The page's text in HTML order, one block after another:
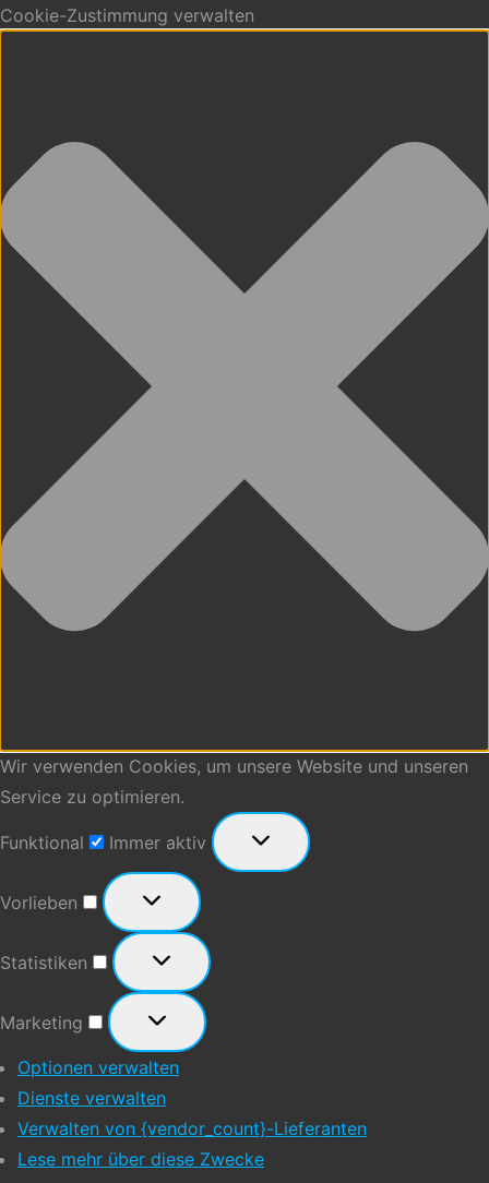
Cookie-Zustimmung verwalten
Wir verwenden Cookies, um unsere Website und unseren
Service zu optimieren.
Funktional Immer aktiv
Vorlieben
Vorlieben
Statistiken
Statistiken
Marketing
Marketing
Optionen verwalten
Dienste verwalten
Verwalten von {vendor_count}-Lieferanten
Lese mehr über diese Zwecke